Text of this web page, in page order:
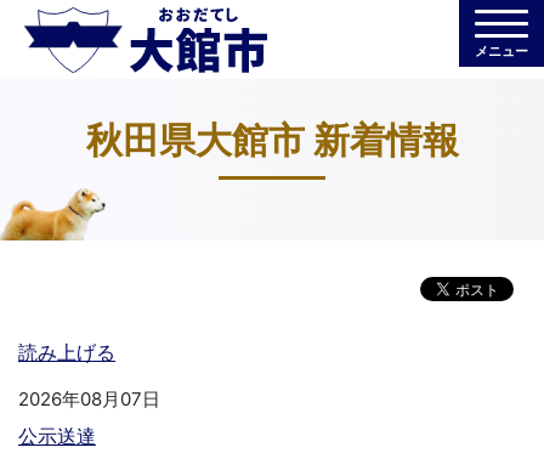
メニュー
秋田県大館市 新着情報
読み上げる
2026年08月07日
公示送達